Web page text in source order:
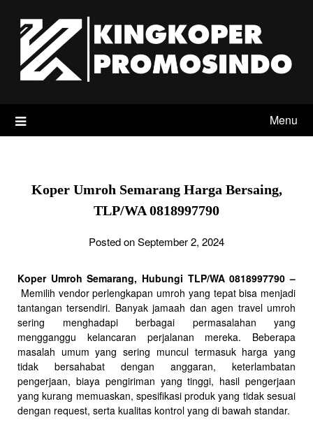
content
Menu
Koper Umroh Semarang Harga Bersaing,
TLP/WA 0818997790
Posted on September 2, 2024
Koper Umroh Semarang, Hubungi TLP/WA 0818997790 –
Memilih vendor perlengkapan umroh yang tepat bisa menjadi
tantangan tersendiri. Banyak jamaah dan agen travel umroh
sering menghadapi berbagai permasalahan yang
mengganggu kelancaran perjalanan mereka. Beberapa
masalah umum yang sering muncul termasuk harga yang
tidak bersahabat dengan anggaran, keterlambatan
pengerjaan, biaya pengiriman yang tinggi, hasil pengerjaan
yang kurang memuaskan, spesifikasi produk yang tidak sesuai
dengan request, serta kualitas kontrol yang di bawah standar.